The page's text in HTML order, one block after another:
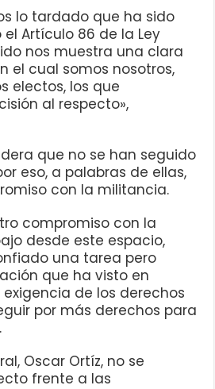
lo tardado que ha sido
Artículo 86 de la Ley
nos muestra una clara
el cual somos nosotros,
electos, los que
al respecto»,
que no se han seguido
eso, a palabras de ellas,
con la militancia.
compromiso con la
desde este espacio,
una tarea pero
que ha visto en
de los derechos
por más derechos para
Oscar Ortíz, no se
frente a las